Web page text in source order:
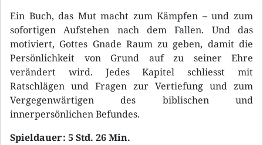
Ein Buch, das Mut macht zum Kämpfen – und zum
sofortigen Aufstehen nach dem Fallen. Und das
motiviert, Gottes Gnade Raum zu geben, damit die
Persönlichkeit von Grund auf zu seiner Ehre
verändert wird. Jedes Kapitel schliesst mit
Ratschlägen und Fragen zur Vertiefung und zum
Vergegenwärtigen des biblischen und
innerpersönlichen Befundes.
Spieldauer : 5 Std. 26 Min.